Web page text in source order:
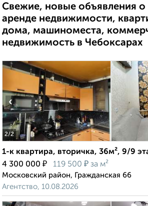
Свежие, новые объявления
аренде недвижимости,
дома, машиноместа,
недвижимость в Чебоксарах
2/2
‹
1-к квартира, вторичка, 36м², 9/9
4 300 000 ₽ 119 500 ₽ за м²
Московский район, Гражданская 66
Агентство, 10.08.2026